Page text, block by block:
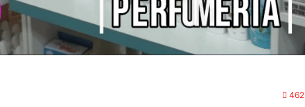
462